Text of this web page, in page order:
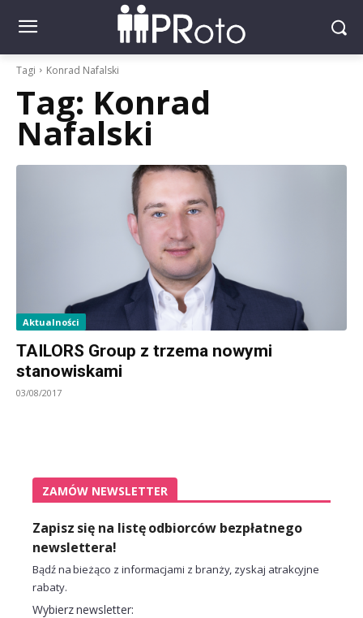
Tagi Konrad Nafalski
Tag: Konrad
Nafalski
Aktualności
TAILORS Group z trzema nowymi
stanowiskami
03/08/2017
ZAMÓW NEWSLETTER
Zapisz się na listę odbiorców bezpłatnego
newslettera!
Bądź na bieżąco z informacjami z branży, zyskaj atrakcyjne
rabaty.
Wybierz newsletter: